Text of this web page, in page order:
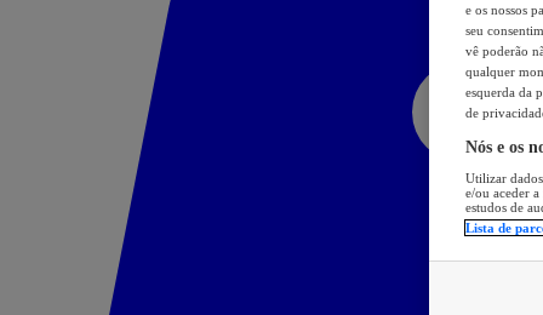
e os nossos
seu
vê poderão
qualquer
esquerda da
de
Nós e os
Utilizar
e/ou aceder
estudos de
Lista de